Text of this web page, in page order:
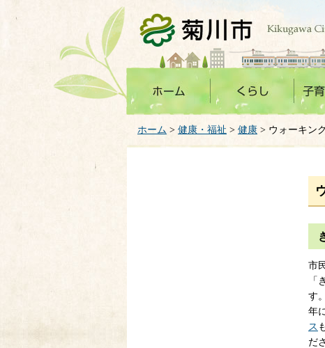
菊川市
ホーム > 健康・福祉 > 健康 > ウォーキン
市
「
す
年
ス
だ